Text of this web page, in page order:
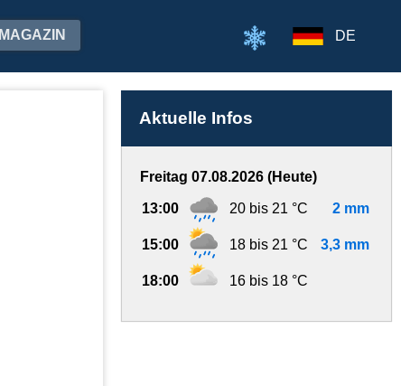
MAGAZIN DE
Aktuelle Infos
Freitag 07.08.2026 (Heute)
13:00 20 bis 21 °C 2 mm
15:00 18 bis 21 °C 3,3 mm
18:00 16 bis 18 °C